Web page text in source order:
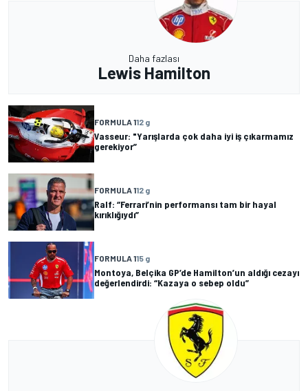
Daha fazlası
Lewis Hamilton
FORMULA 112 g
Vasseur: "Yarışlarda çok daha iyi iş çıkarmamız
gerekiyor”
FORMULA 112 g
Ralf: “Ferrari’nin performansı tam bir hayal
kırıklığıydı”
FORMULA 115 g
Montoya, Belçika GP’de Hamilton’un aldığı cezayı
değerlendirdi: “Kazaya o sebep oldu”